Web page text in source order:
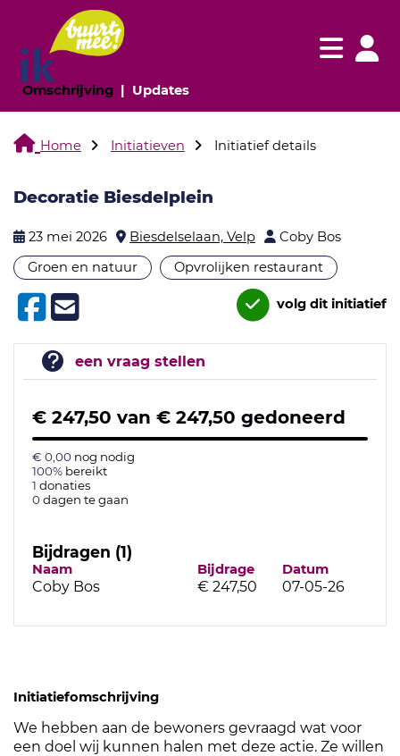
Omschrijving(huidige pagina)
Updates(huidige pagina)
Navigatie
Home Initiatieven Initiatief details
Decoratie Biesdelplein
23 mei 2026 Biesdelselaan, Velp
Coby Bos
Groen en natuur
Opvrolijken restaurant
volg dit initiatief
een vraag stellen
€ 247,50 van € 247,50 gedoneerd
€ 0,00 nog nodig
100% bereikt
1 donaties
0dagen te gaan
Bijdragen (1)
Naam Bijdrage Datum
Coby Bos € 247,50 07-05-26
Initiatiefomschrijving
We hebben aan de bewoners gevraagd wat voor
een doel wij kunnen halen met deze actie. Ze willen